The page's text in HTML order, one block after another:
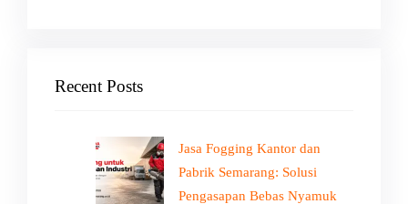
Recent Posts
Jasa Fogging Kantor dan
Pabrik Semarang: Solusi
Pengasapan Bebas Nyamuk